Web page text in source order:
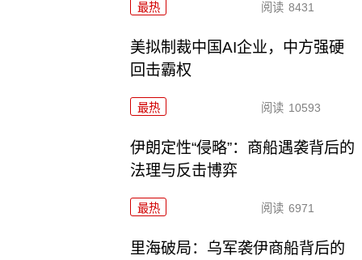
最热 阅读 8431
美拟制裁中国AI企业，中方强硬
回击霸权
最热 阅读 10593
伊朗定性“侵略”：商船遇袭背后的
法理与反击博弈
最热 阅读 6971
里海破局：乌军袭伊商船背后的